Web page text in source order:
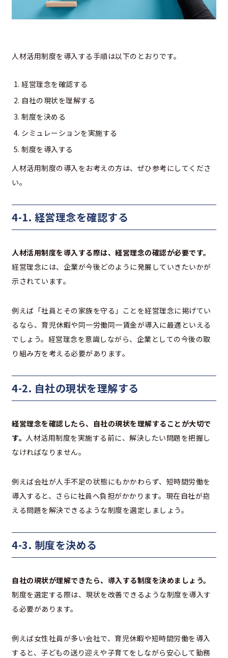
人材活用制度を導入する手順は以下のとおりです。
経営理念を確認する
自社の現状を理解する
制度を決める
シミュレーションを実施する
制度を導入する
人材活用制度の導入をお考えの方は、ぜひ参考にしてくださ
い。
4-1. 経営理念を確認する
人材活用制度を導入する際は、経営理念の確認が必要です。
経営理念には、企業が今後どのように発展していきたいかが
示されています。
例えば「社員とその家族を守る」ことを経営理念に掲げてい
るなら、育児休暇や同一労働同一賃金が導入に最適といえる
でしょう。経営理念を意識しながら、企業としての今後の取
り組み方を考える必要があります。
4-2. 自社の現状を理解する
経営理念を確認したら、自社の現状を理解することが大切で
す。 人材活用制度を実施する前に、解決したい問題を把握し
なければなりません。
例えば会社が人手不足の状態にもかかわらず、短時間労働を
導入すると、さらに社員へ負担がかかります。現在自社が抱
える問題を解決できるような制度を選定しましょう。
4-3. 制度を決める
自社の現状が理解できたら、導入する制度を決めましょう。
制度を選定する際は、現状を改善できるような制度を導入す
る必要があります。
例えば女性社員が多い会社で、育児休暇や短時間労働を導入
すると、子どもの送り迎えや子育てをしながら安心して勤務